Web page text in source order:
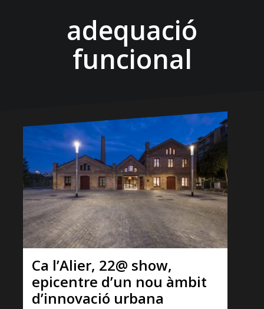
adequació
funcional
Ca l’Alier, 22@ show,
epicentre d’un nou àmbit
d’innovació urbana